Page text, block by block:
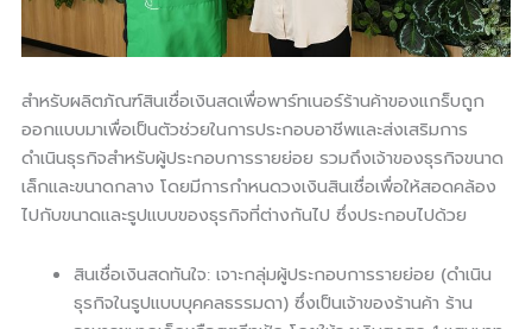
สำหรับผลิตภัณฑ์สินเชื่อเงินสดเพื่อพาร์ทเนอร์ร้านค้าของแกร็บถูก
ออกแบบมาเพื่อเป็นตัวช่วยในการประกอบอาชีพและส่งเสริมการ
ดำเนินธุรกิจสำหรับผู้ประกอบการรายย่อย รวมถึงเจ้าของธุรกิจขนาด
เล็กและขนาดกลาง โดยมีการกำหนดวงเงินสินเชื่อเพื่อให้สอดคล้อง
ไปกับขนาดและรูปแบบของธุรกิจที่ต่างกันไป ซึ่งประกอบไปด้วย
สินเชื่อเงินสดทันใจ: เจาะกลุ่มผู้ประกอบการรายย่อย (ดำเนิน
ธุรกิจในรูปแบบบุคคลธรรมดา) ซึ่งเป็นเจ้าของร้านค้า ร้าน